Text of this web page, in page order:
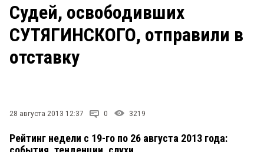
ЗАКОН
НОВОСТИ КОМПАНИЙ
Рейтинги
Блоги
Судей, освободивших
СУТЯГИНСКОГО, отправили в
отставку
28 августа 2013 12:37 0 3219
Рейтинг недели с 19-го по 26 августа 2013 года: